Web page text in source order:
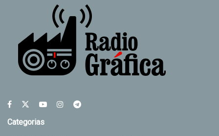
Categorias